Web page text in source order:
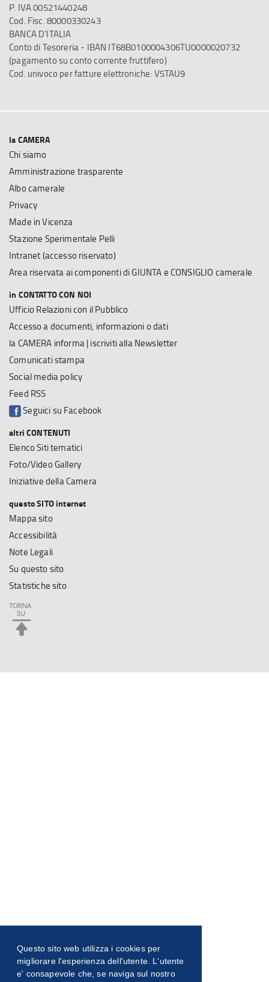
Questo sito web utilizza i cookies per
migliorare l'esperienza dell'utente. L'utente
e' consapevole che, se naviga sul nostro
P. IVA 00521440248
Cod. Fisc. 80000330243
BANCA D'ITALIA
Conto di Tesoreria - IBAN IT68B0100004306TU0000020732
(pagamento su conto corrente fruttifero)
Cod. univoco per fatture elettroniche: V5TAU9
la CAMERA
Chi siamo
Amministrazione trasparente
Albo camerale
Privacy
Made in Vicenza
Stazione Sperimentale Pelli
Intranet (accesso riservato)
Area riservata ai componenti di GIUNTA e CONSIGLIO camerale
in CONTATTO CON NOI
Ufficio Relazioni con il Pubblico
Accesso a documenti, informazioni o dati
la CAMERA informa | iscriviti alla Newsletter
Comunicati stampa
Social media policy
Feed RSS
Seguici su Facebook
altri CONTENUTI
Elenco Siti tematici
Foto/Video Gallery
Iniziative della Camera
questo SITO internet
Mappa sito
Accessibilità
Note Legali
Su questo sito
Statistiche sito